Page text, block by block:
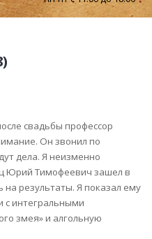
свадьбы профессор
Он звонил по
дела. Я неизменно
Юрий Тимофеевич зашел в
результаты. Я показал ему
с интегральными
змея» и алгольную